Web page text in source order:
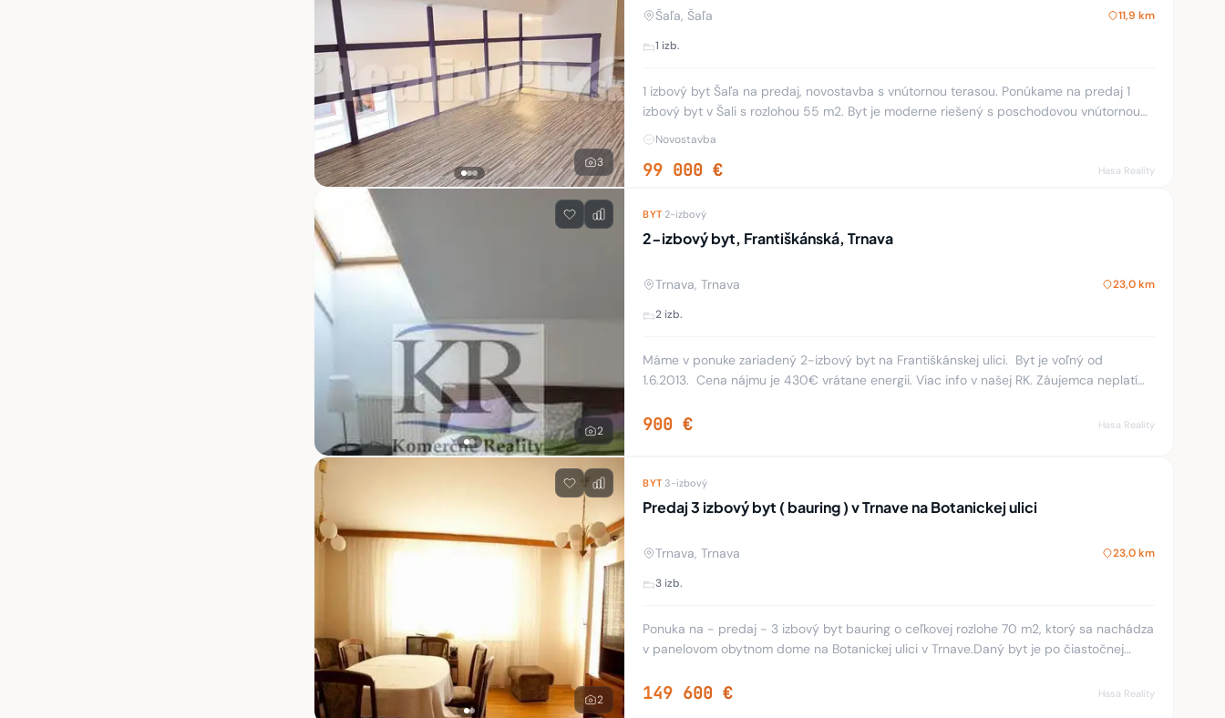
3
Šaľa, Šaľa 11,9 km
1 izb.
1 izbový byt Šaľa na predaj, novostavba s vnútornou terasou. Ponúkame na predaj 1
izbový byt v Šali s rozlohou 55 m2. Byt je moderne riešený s poschodovou vnútornou
terasou s rozlohou 22 m2 a vonkajšo
Novostavba
99 000 € Hasa Reality
2
BYT· 2-izbový
2-izbový byt, Františkánská, Trnava
Trnava, Trnava 23,0 km
2 izb.
Máme v ponuke zariadený 2-izbový byt na Františkánskej ulici. Byt je voľný od
1.6.2013. Cena nájmu je 430€ vrátane energii. Viac info v našej RK. Záujemca neplatí
900 € Hasa Reality
2
BYT·3-izbový
Predaj 3 izbový byt ( bauring ) v Trnave na Botanickej ulici
Trnava, Trnava 23,0 km
3 izb.
Ponuka na - predaj - 3 izbový byt bauring o ceľkovej rozlohe 70 m2, ktorý sa nachádza
v panelovom obytnom dome na Botanickej ulici v Trnave.Daný byt je po čiastočnej
149 600 € Hasa Reality